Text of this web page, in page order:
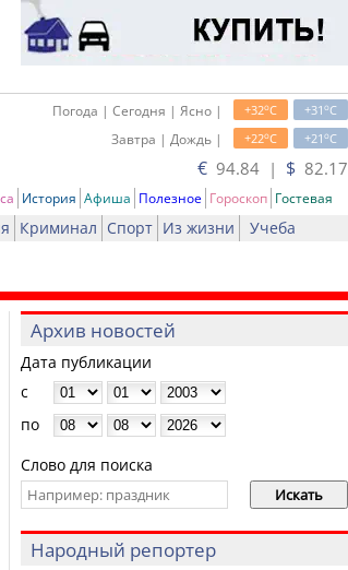
+31oC
+32oC
Погода | Сегодня | Ясно |
+21oC
+22oC
Завтра | Дождь |
€ 94.84 | $ 82.17
История Афиша Полезное Гороскоп Гостевая
Криминал Спорт Из жизни Учеба
Архив новостей
Дата публикации
с
по
Слово для поиска
Народный репортер